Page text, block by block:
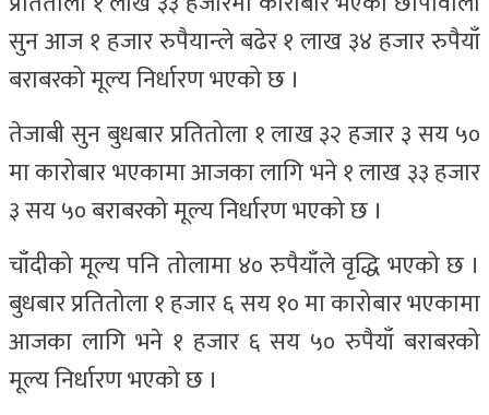
सुन आज १ हजार रुपैयान्ले बढेर १ लाख ३४ हजार रुपैयाँ
बराबरको मूल्य निर्धारण भएको छ ।
तेजाबी सुन बुधबार प्रतितोला १ लाख ३२ हजार ३ सय ५०
मा कारोबार भएकामा आजका लागि भने १ लाख ३३ हजार
३ सय ५० बराबरको मूल्य निर्धारण भएको छ ।
चाँदीको मूल्य पनि तोलामा ४० रुपैयाँले वृद्धि भएको छ ।
बुधबार प्रतितोला १ हजार ६ सय १० मा कारोबार भएकामा
आजका लागि भने १ हजार ६ सय ५० रुपैयाँ बराबरको
मूल्य निर्धारण भएको छ ।